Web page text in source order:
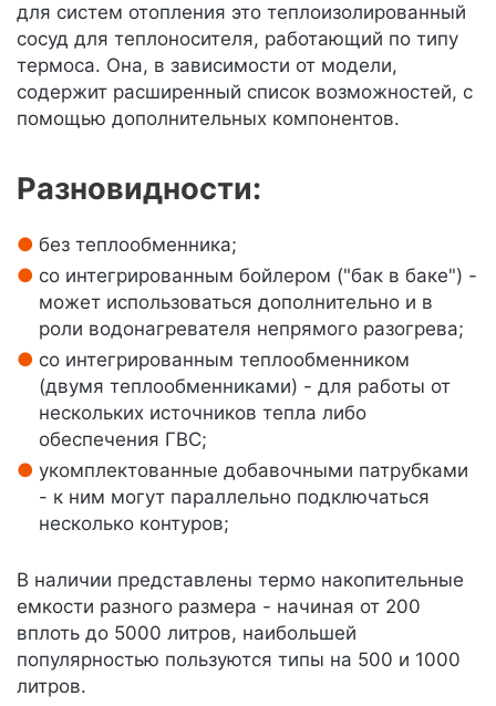
для систем отопления это теплоизолированный
сосуд для теплоносителя, работающий по типу
термоса. Она, в зависимости от модели,
содержит расширенный список возможностей, с
помощью дополнительных компонентов.
Разновидности:
без теплообменника;
со интегрированным бойлером ("бак в баке") -
может использоваться дополнительно и в
роли водонагревателя непрямого разогрева;
со интегрированным теплообменником
(двумя теплообменниками) - для работы от
нескольких источников тепла либо
обеспечения ГВС;
укомплектованные добавочными патрубками
- к ним могут параллельно подключаться
несколько контуров;
В наличии представлены термо накопительные
емкости разного размера - начиная от 200
вплоть до 5000 литров, наибольшей
популярностью пользуются типы на 500 и 1000
литров.